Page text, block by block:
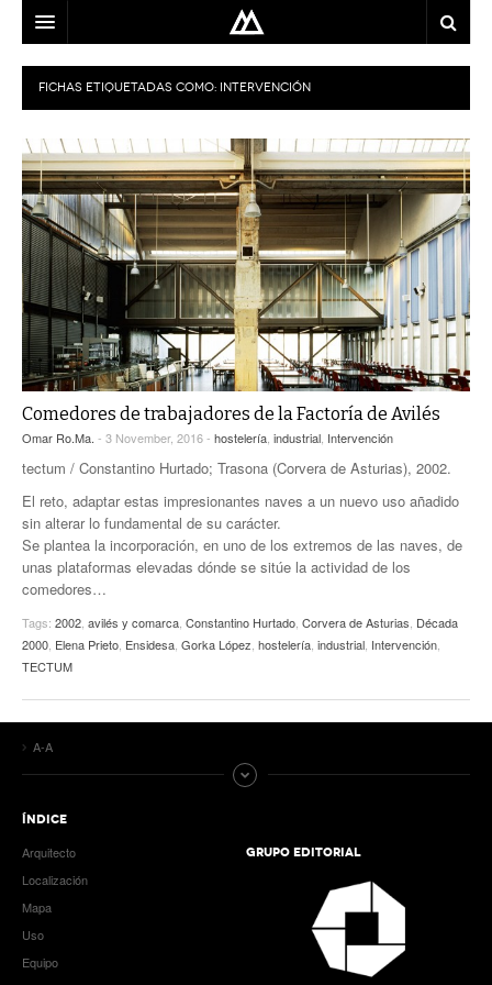
ARQUITECTO
LOCALIZACIÓN
MAPA
USO
EQUIPO
BLOG
CONTACTO
FICHAS ETIQUETADAS COMO: INTERVENCIÓN
Comedores de trabajadores de la Factoría de Avilés
Omar Ro.Ma. - 3 November, 2016 - hostelería industrial Intervención
tectum / Constantino Hurtado; Trasona (Corvera de Asturias), 2002.
El reto, adaptar estas impresionantes naves a un nuevo uso añadido
sin alterar lo fundamental de su carácter.
Se plantea la incorporación, en uno de los extremos de las naves, de
unas plataformas elevadas dónde se sitúe la actividad de los
comedores…
Tags: 2002 avilés y comarca Constantino Hurtado Corvera de Asturias Década
2000 Elena Prieto Ensidesa Gorka López hostelería industrial Intervención
TECTUM
A-A
ÍNDICE
Arquitecto
Localización
Mapa
Uso
Equipo
GRUPO EDITORIAL